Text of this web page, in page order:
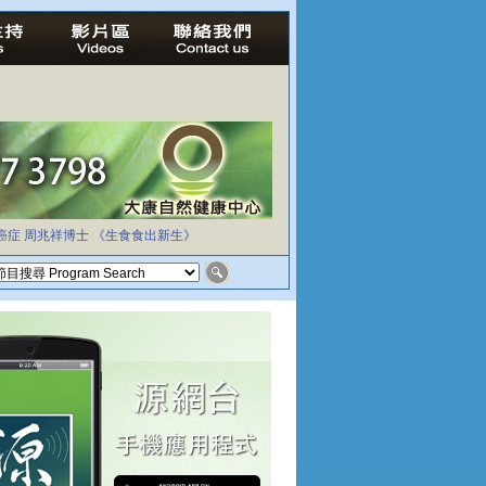
症 周兆祥博士 《生食食出新生》